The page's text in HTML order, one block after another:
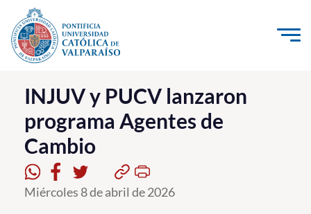
Click acá para ir directamente al contenido
La Universidad
Investigación, Creación e Innovación
PUCV Internacional
Vinculación con el Medio
INJUV y PUCV lanzaron
programa Agentes de
Cambio
Miércoles 8 de abril de 2026